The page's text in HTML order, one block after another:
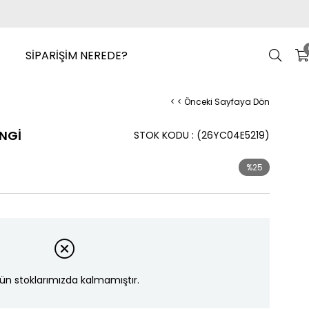
SİPARİŞİM NEREDE?
< < Önceki Sayfaya Dön
(26YC04E5219)
STOK KODU
%25
stoklarımızda kalmamıştır.